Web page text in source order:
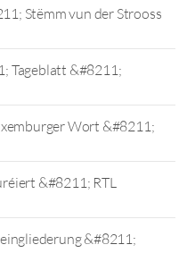
Stëmm vun der Strooss
Tageblatt &#8211;
Wort &#8211;
&#8211; RTL
&#8211;